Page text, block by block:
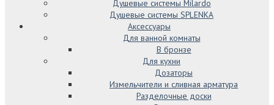
Душевые системы Milardo
Душевые системы SPLENKA
Аксессуары
Для ванной комнаты
В бронзе
Для кухни
Дозаторы
Измельчители и сливная арматура
Разделочные доски